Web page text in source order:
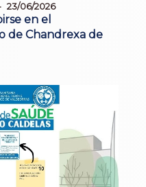
23/06/2026
en el
de Chandrexa de